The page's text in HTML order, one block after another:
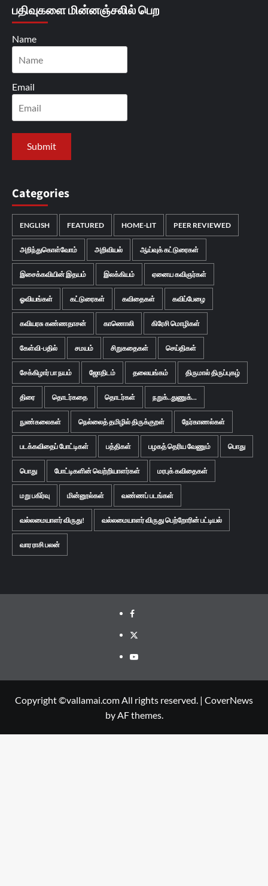
பதிவுகளை மின்னஞ்சலில் பெற
Name
Email
Categories
ENGLISH FEATURED HOME-LIT PEER REVIEWED
அறிந்துகொள்வோம் அறிவியல் ஆய்வுக் கட்டுரைகள்
இசைக்கவியின் இதயம் இலக்கியம் ஏனைய கவிஞர்கள்
ஓவியங்கள் கட்டுரைகள் கவிதைகள் கவிப்பேழை
கவியரசு கண்ணதாசன் காணொலி கிரேசி மொழிகள்
கேள்வி-பதில் சமயம் சிறுகதைகள் செய்திகள்
சேக்கிழார் பா நயம் ஜோதிடம் தலையங்கம் திருமால் திருப்புகழ்
திரை தொடர்கதை தொடர்கள் நறுக்..துணுக்...
நுண்கலைகள் நெல்லைத் தமிழில் திருக்குறள் நேர்காணல்கள்
படக்கவிதைப் போட்டிகள் பத்திகள் பழகத் தெரிய வேணும் பொது
பொது போட்டிகளின் வெற்றியாளர்கள் மரபுக் கவிதைகள்
மறு பகிர்வு மின்னூல்கள் வண்ணப் படங்கள்
வல்லமையாளர் விருது! வல்லமையாளர் விருது பெற்றோரின் பட்டியல்
வார ராசி பலன்
Facebook
Twitter
Youtube
Copyright ©vallamai.com All rights reserved. | CoverNews
by AF themes.